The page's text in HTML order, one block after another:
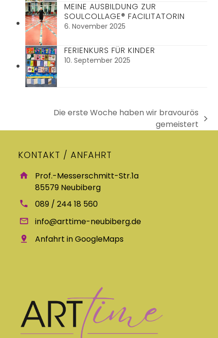
MEINE AUSBILDUNG ZUR
SOULCOLLAGE® FACILITATORIN
6. November 2025
FERIENKURS FÜR KINDER
10. September 2025
Die erste Woche haben wir bravourös
gemeistert
KONTAKT / ANFAHRT
Prof.-Messerschmitt-Str.1a
85579 Neubiberg
089 / 244 18 560
info@arttime-neubiberg.de
Anfahrt in GoogleMaps